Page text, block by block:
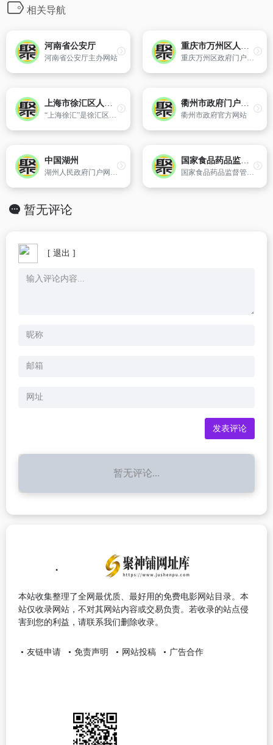
相关导航
河南省公安厅
河南省公安厅主办网站
重庆市万州区人民政府
重庆万州区政府门户网以公众为中心,整合资源,突出政府服务社会的功能,面向社会公开政务信息,及时提供与百姓生活密切相关的各类实用信息和办事指南,通过政务门户网站平台,为企业、公众提供服务。
上海市徐汇区人民政府
“上海徐汇”是徐汇区政府门户网站。本网站服务于建设“法治政府、创新政府、廉洁政府和服务型政府”的目标,发布政府信息,提供便民服务,开展政府网上办事服务,架设政府与市民之间的网上互动沟通的桥梁。
衢州市政府门户网站
衢州市政府官方网站
中国湖州
湖州人民政府门户网站。
国家食品药品监督管理局
国家食品药品监督管理局官方网站,中华人民共和国国家食品药品监督管理总局（CFDA）是国务院综合监督管理药品、医疗器械、化妆品、保健食品和餐饮环节食品安全的直属机构,负责起草食品安全、药品、医疗器械、化妆品监督管理的法律法规草案,制定食品行政许可的实施办法并监督实施。
暂无评论
[ 退出 ]
暂无评论...
本站收集整理了全网最优质、最好用的免费电影网站目录。本
站仅收录网站，不对其网站内容或交易负责。若收录的站点侵
害到您的利益，请联系我们删除收录。
友链申请 免责声明 网站投稿 广告合作